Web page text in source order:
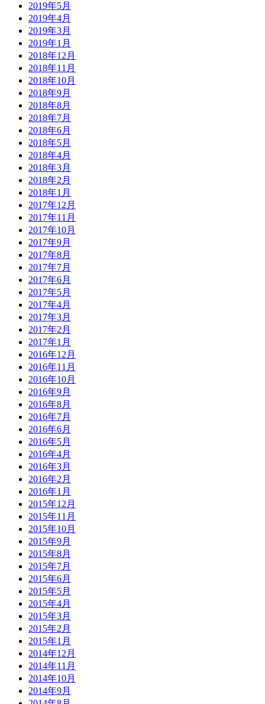
2019年5月
2019年4月
2019年3月
2019年1月
2018年12月
2018年11月
2018年10月
2018年9月
2018年8月
2018年7月
2018年6月
2018年5月
2018年4月
2018年3月
2018年2月
2018年1月
2017年12月
2017年11月
2017年10月
2017年9月
2017年8月
2017年7月
2017年6月
2017年5月
2017年4月
2017年3月
2017年2月
2017年1月
2016年12月
2016年11月
2016年10月
2016年9月
2016年8月
2016年7月
2016年6月
2016年5月
2016年4月
2016年3月
2016年2月
2016年1月
2015年12月
2015年11月
2015年10月
2015年9月
2015年8月
2015年7月
2015年6月
2015年5月
2015年4月
2015年3月
2015年2月
2015年1月
2014年12月
2014年11月
2014年10月
2014年9月